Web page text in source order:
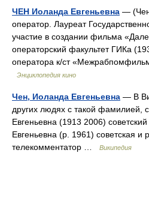
ЧЕН Иоланда Евгеньевна —
оператор. Лауреат
участие в создании фильма
операторский факультет ГИКа
оператора к/ст
Энциклопедия кино
Чен, Иоланда Евгеньевна — В
других людях с такой фамилией,
Евгеньевна (1913 2006)
Евгеньевна (р. 1961) советская и
телекомментатор …
Википедия